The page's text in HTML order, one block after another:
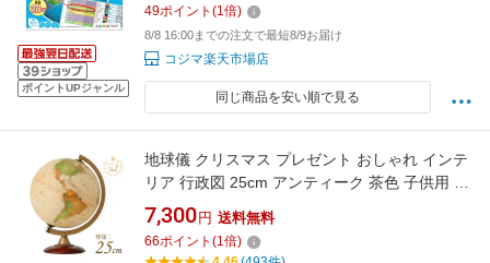
ポイントUPジャンル
49ポイント (1倍)
8/8 16:00までの注文で最短8/9お届け
コジマ楽天市場店
同じ商品を安い順で見る
地球儀 クリスマス プレゼント おしゃれ インテ
リア 行政図 25cm アンティーク 茶色 子供用 大
人 小学生 女の子 男の子 おすすめ 人気 入学祝
い 勉強 学習 ギフト 行政タイプ 25cm球 学習
イタリア製
7,300 円 送料無料
66ポイント (1倍)